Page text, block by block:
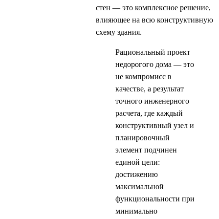
стен — это комплексное решение,
влияющее на всю конструктивную
схему здания.
Рациональный проект
недорогого дома — это
не компромисс в
качестве, а результат
точного инженерного
расчета, где каждый
конструктивный узел и
планировочный
элемент подчинен
единой цели:
достижению
максимальной
функциональности при
минимально